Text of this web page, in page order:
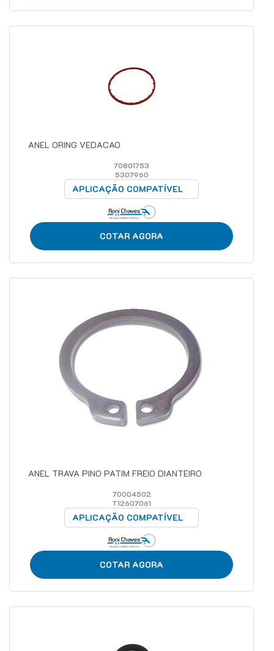
ANEL ORING VEDACAO
70801753
5307960
APLICAÇÃO COMPATÍVEL
COTAR AGORA
ANEL TRAVA PINO PATIM FREIO DIANTEIRO
70004502
T12607061
APLICAÇÃO COMPATÍVEL
COTAR AGORA